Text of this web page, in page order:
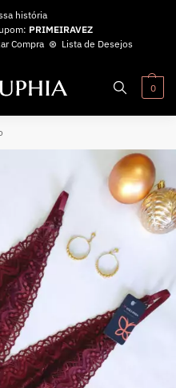
história
PRIMEIRAVEZ
Compra⊛ Lista de Desejos
0